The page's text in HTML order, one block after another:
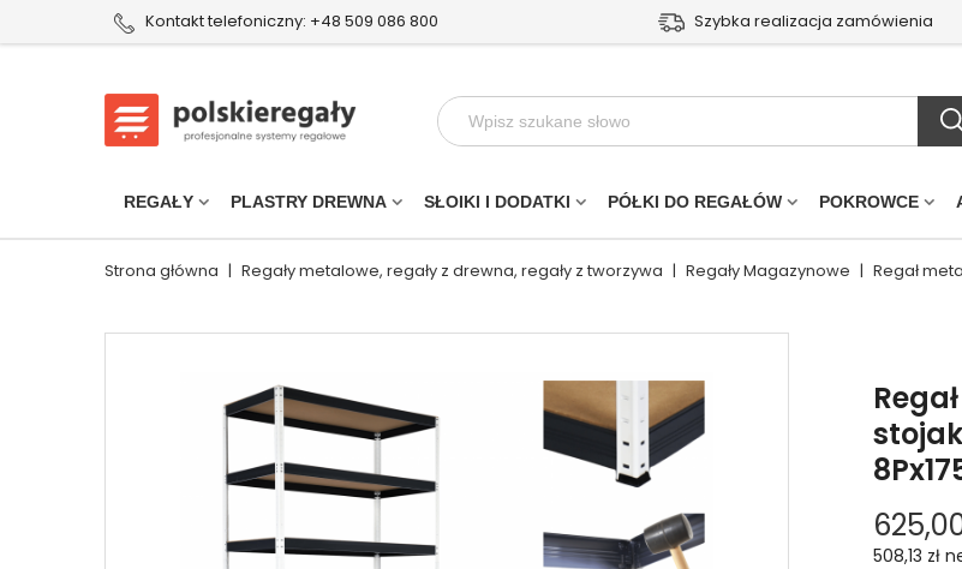
Kontakt telefoniczny: +48 509 086 800 Szybka realizacja zamówienia
REGAŁY PLASTRY DREWNA SŁOIKI I DODATKI PÓŁKI DO REGAŁÓW POKROWCE
Strona główna | Regały metalowe, regały z drewna, regały z tworzywa | Regały Magazynowe | Regał
508,13 zł